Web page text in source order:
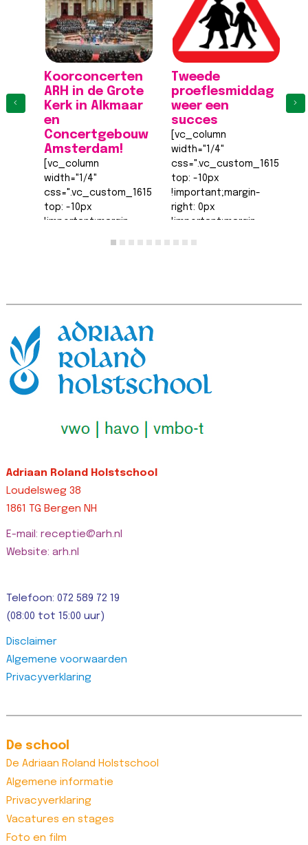
Koorconcerten
ARH in de Grote
Kerk in Alkmaar
en
Concertgebouw
Amsterdam!
[vc_column
width="1/4"
css=".vc_custom_1615555402682{margin-
top: -10px
!important;margin-
top-width: 0px
!important;border-
right-width: 0px…
Lees bericht >>
Tweede
proeflesmiddag
weer een
succes
[vc_column
width="1/4"
top: -10px
!important;margin-
right: 0px
!important;margin-
‹ ›
Adriaan Roland Holstschool
Loudelsweg 38
1861 TG Bergen NH
E-mail: receptie@arh.nl
Website: arh.nl
Telefoon: 072 589 72 19
(08:00 tot 15:00 uur)
Disclaimer
Algemene voorwaarden
Privacyverklaring
De school
De Adriaan Roland Holstschool
Algemene informatie
Privacyverklaring
Vacatures en stages
Foto en film